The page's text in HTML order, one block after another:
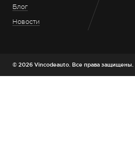
Блог
Новости
© 2026 Vincodeauto. Все права защищены.